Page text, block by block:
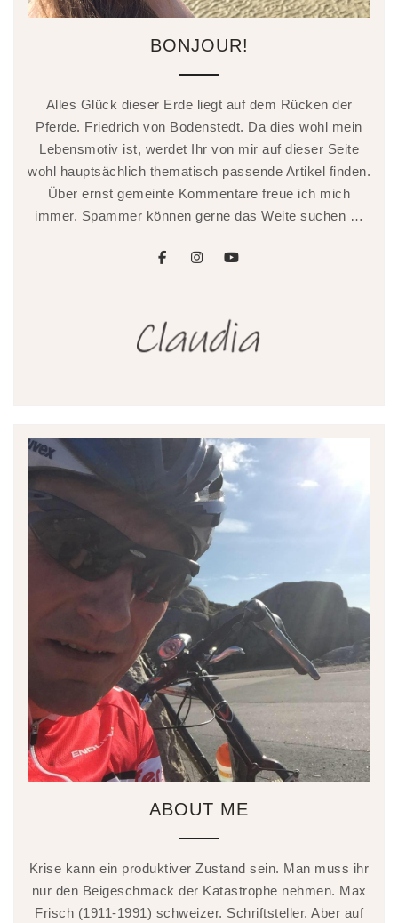
BONJOUR!
Alles Glück dieser Erde liegt auf dem Rücken der
Pferde. Friedrich von Bodenstedt. Da dies wohl mein
Lebensmotiv ist, werdet Ihr von mir auf dieser Seite
wohl hauptsächlich thematisch passende Artikel finden.
Über ernst gemeinte Kommentare freue ich mich
immer. Spammer können gerne das Weite suchen …
ABOUT ME
Krise kann ein produktiver Zustand sein. Man muss ihr
nur den Beigeschmack der Katastrophe nehmen. Max
Frisch (1911-1991) schweizer. Schriftsteller. Aber auf